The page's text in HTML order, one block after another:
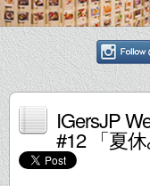
IGersJP
#12 「夏